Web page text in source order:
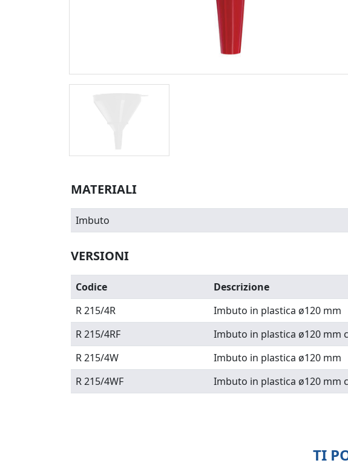
MATERIALI
Imbuto
VERSIONI
Codice Descrizione
R 215/4R
Imbuto in plastica ø120 mm
R 215/4RF
Imbuto in plastica ø120 mm
R 215/4W
Imbuto in plastica ø120 mm
R 215/4WF
Imbuto in plastica ø120 mm
TI